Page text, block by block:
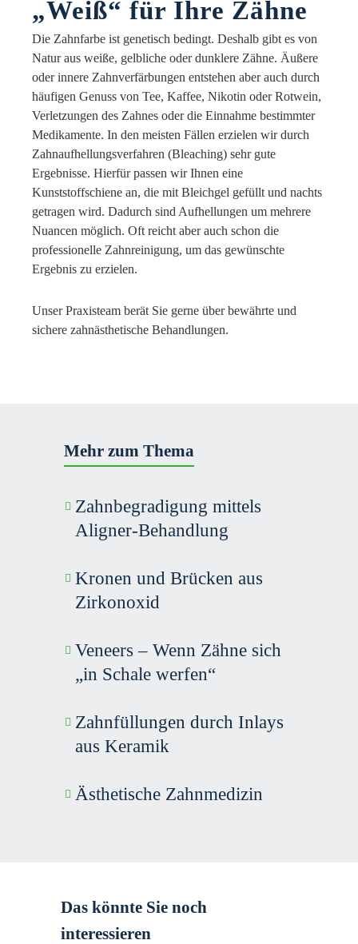
„Weiß“ für Ihre Zähne
Die Zahnfarbe ist genetisch bedingt. Deshalb gibt es von
Natur aus weiße, gelbliche oder dunklere Zähne. Äußere
oder innere Zahnverfärbungen entstehen aber auch durch
häufigen Genuss von Tee, Kaffee, Nikotin oder Rotwein,
Verletzungen des Zahnes oder die Einnahme bestimmter
Medikamente. In den meisten Fällen erzielen wir durch
Zahnaufhellungsverfahren (Bleaching) sehr gute
Ergebnisse. Hierfür passen wir Ihnen eine
Kunststoffschiene an, die mit Bleichgel gefüllt und nachts
getragen wird. Dadurch sind Aufhellungen um mehrere
Nuancen möglich. Oft reicht aber auch schon die
professionelle Zahnreinigung, um das gewünschte
Ergebnis zu erzielen.
Unser Praxisteam berät Sie gerne über bewährte und
sichere zahnästhetische Behandlungen.
Mehr zum Thema
Zahn­begradigung mittels
Aligner-Behandlung
Kronen und Brücken aus
Zirkonoxid
Veneers – Wenn Zähne sich
„in Schale werfen“
Zahn­füllungen durch Inlays
aus Keramik
Ästhetische Zahnmedizin
Das könnte Sie noch
interessieren